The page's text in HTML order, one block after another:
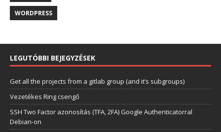
WORDPRESS
LEGUTÓBBI BEJEGYZÉSEK
Get all the projects from a gitlab group (and it’s subgroups)
Vezetékes Ring csengő
SSH Two Factor azonosítás (TFA, 2FA) Google Authenticatorral
Debian-on